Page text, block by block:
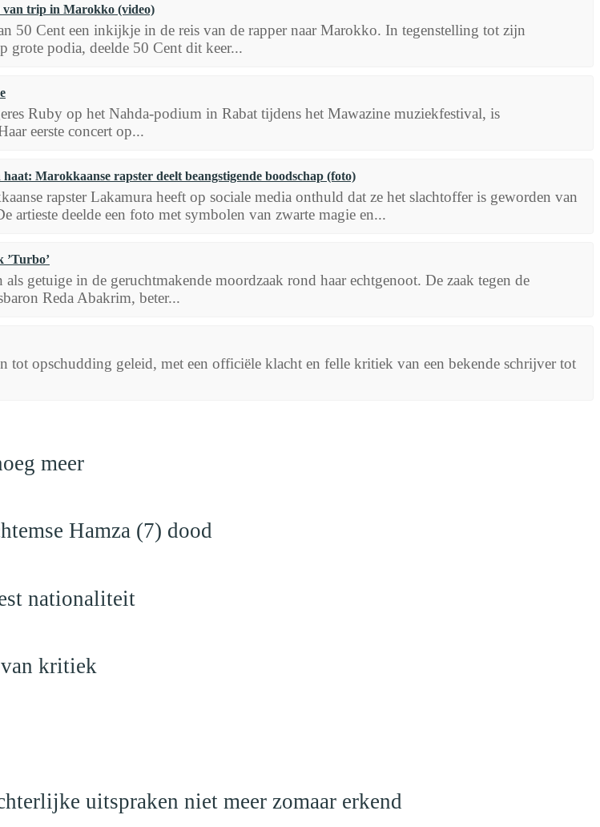
van trip in Marokko (video)
50 Cent een inkijkje in de reis van de rapper naar Marokko. In tegenstelling tot zijn
grote podia, deelde 50 Cent dit keer...
Ruby op het Nahda-podium in Rabat tijdens het Mawazine muziekfestival, is
eerste concert op...
Marokkaanse rapster deelt beangstigende boodschap (foto)
rapster Lakamura heeft op sociale media onthuld dat ze het slachtoffer is geworden van
artieste deelde een foto met symbolen van zwarte magie en...
’Turbo’
getuige in de geruchtmakende moordzaak rond haar echtgenoot. De zaak tegen de
Reda Abakrim, beter...
tot opschudding geleid, met een officiële klacht en felle kritiek van een bekende schrijver tot
meer
Hamza (7) dood
nationaliteit
kritiek
uitspraken niet meer zomaar erkend